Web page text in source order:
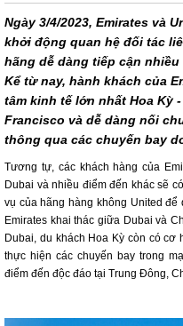
Ngày 3/4/2023, Emirates và
khởi động quan hệ đối tác
hãng dễ dàng tiếp cận
Kể từ nay, hành khách của
tâm kinh tế lớn nhất Hoa Kỳ
Francisco và dễ dàng nối
thông qua các chuyến bay
Tương tự, các khách hàng của
Dubai và nhiều điểm đến khác sẽ
vụ của hãng hàng không United
Emirates khai thác giữa Dubai và
Dubai, du khách Hoa Kỳ còn có
thực hiện các chuyến bay trong
điểm đến độc đáo tại Trung Đông,